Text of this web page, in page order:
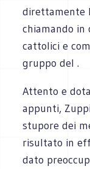
direttamente
chiamando in
cattolici e
gruppo del .
Attento e
appunti,
stupore dei
risultato in
dato